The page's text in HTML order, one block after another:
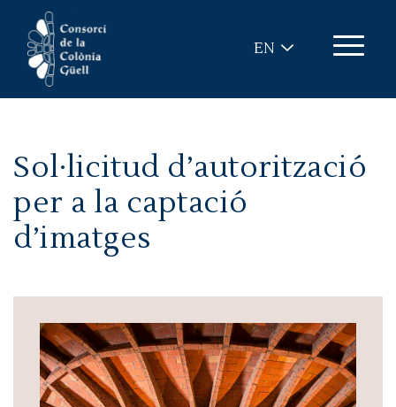
EN
Sol·licitud d’autorització
per a la captació
d’imatges
Image